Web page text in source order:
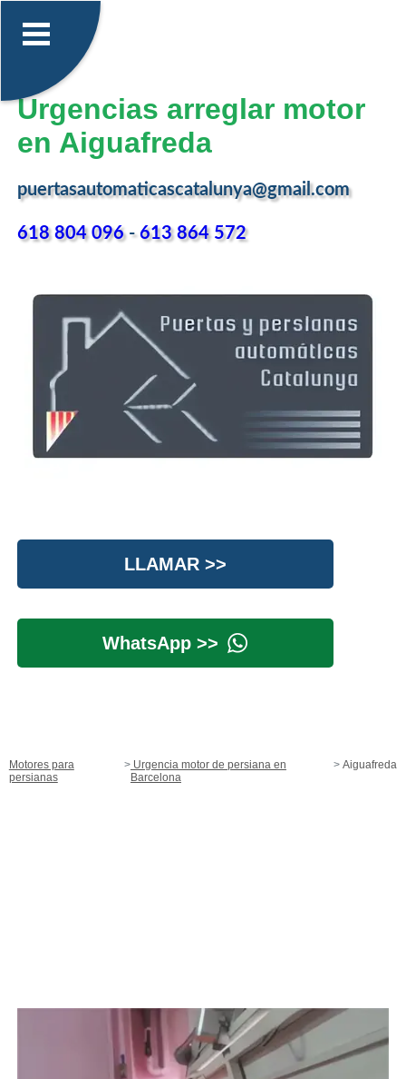
Urgencias arreglar motor
en Aiguafreda
puertasautomaticascatalunya@gmail.com
618 804 096-613 864 572
LLAMAR >>
WhatsApp >>
Motores para
persianas
Urgencia motor de persiana en
Barcelona
Aiguafreda